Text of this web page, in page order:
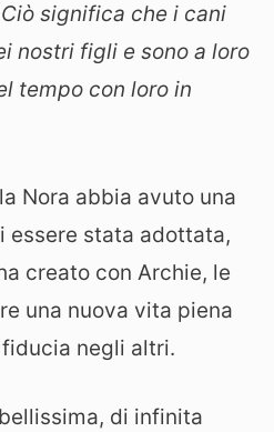
significa che i cani
nostri figli e sono a loro
tempo con loro in
Nora abbia avuto una
stata adottata,
creato con Archie, le
una nuova vita piena
negli altri.
di infinita